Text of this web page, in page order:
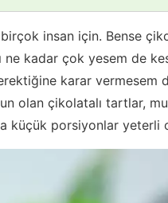
insan için. Bense
ne kadar çok yesem de
karar vermesem
olan çikolatalı tartlar,
küçük porsiyonlar yeterli